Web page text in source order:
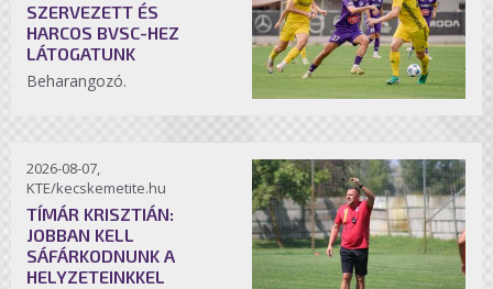
SZERVEZETT ÉS
HARCOS BVSC-HEZ
LÁTOGATUNK
Beharangozó.
2026-08-07,
KTE/kecskemetite.hu
TÍMÁR KRISZTIÁN:
JOBBAN KELL
SÁFÁRKODNUNK A
HELYZETEINKKEL